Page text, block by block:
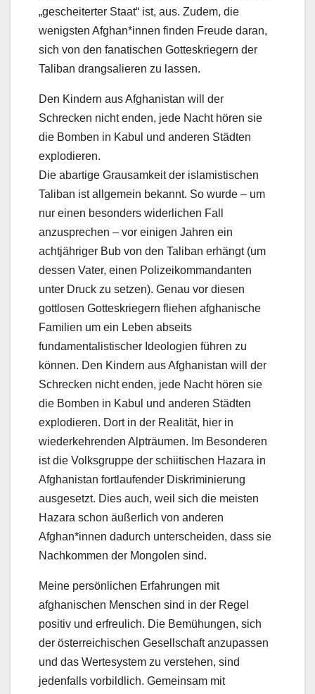
„gescheiterter Staat“ ist, aus. Zudem, die
wenigsten Afghan*innen finden Freude daran,
sich von den fanatischen Gotteskriegern der
Taliban drangsalieren zu lassen.
Den Kindern aus Afghanistan will der
Schrecken nicht enden, jede Nacht hören sie
die Bomben in Kabul und anderen Städten
explodieren.
Die abartige Grausamkeit der islamistischen
Taliban ist allgemein bekannt. So wurde – um
nur einen besonders widerlichen Fall
anzusprechen – vor einigen Jahren ein
achtjähriger Bub von den Taliban erhängt (um
dessen Vater, einen Polizeikommandanten
unter Druck zu setzen). Genau vor diesen
gottlosen Gotteskriegern fliehen afghanische
Familien um ein Leben abseits
fundamentalistischer Ideologien führen zu
können. Den Kindern aus Afghanistan will der
Schrecken nicht enden, jede Nacht hören sie
die Bomben in Kabul und anderen Städten
explodieren. Dort in der Realität, hier in
wiederkehrenden Alpträumen. Im Besonderen
ist die Volksgruppe der schiitischen Hazara in
Afghanistan fortlaufender Diskriminierung
ausgesetzt. Dies auch, weil sich die meisten
Hazara schon äußerlich von anderen
Afghan*innen dadurch unterscheiden, dass sie
Nachkommen der Mongolen sind.
Meine persönlichen Erfahrungen mit
afghanischen Menschen sind in der Regel
positiv und erfreulich. Die Bemühungen, sich
der österreichischen Gesellschaft anzupassen
und das Wertesystem zu verstehen, sind
jedenfalls vorbildlich. Gemeinsam mit